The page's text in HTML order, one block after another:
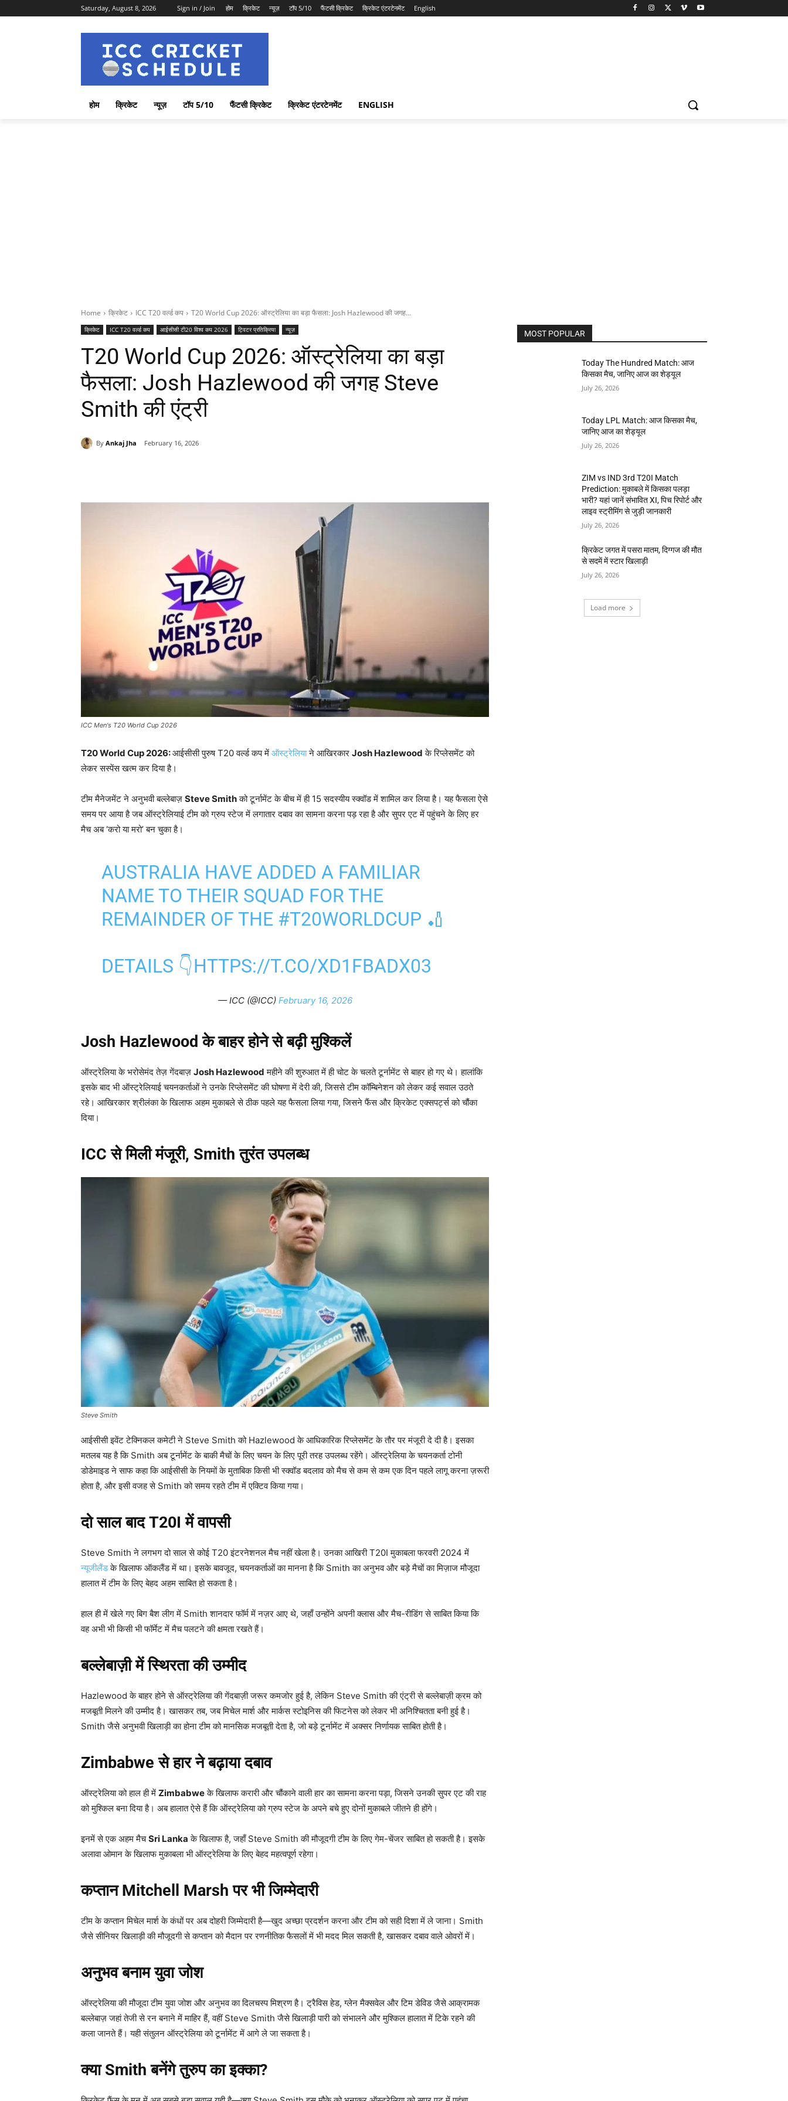
Saturday, August 8, 2026 Sign in / Join होम क्रिकेट न्यूज़ टॉप 5/10 फैंटसी क्रिकेट क्रिकेट एंटरटेनमेंट English
होम क्रिकेट न्यूज़ टॉप 5/10 फैंटसी क्रिकेट क्रिकेट एंटरटेनमेंट ENGLISH
Home क्रिकेट ICC T20 वर्ल्ड कप T20 World Cup 2026: ऑस्ट्रेलिया का बड़ा फैसला: Josh Hazlewood की जगह...
क्रिकेट ICC T20 वर्ल्ड कप आईसीसी टी20 विश्व कप 2026 ट्विटर प्रतिक्रिया न्यूज़
T20 World Cup 2026: ऑस्ट्रेलिया का बड़ा
फैसला: Josh Hazlewood की जगह Steve
Smith की एंट्री
By Ankaj Jha February 16, 2026
ICC Men's T20 World Cup 2026
T20 World Cup 2026:आईसीसी पुरुष T20 वर्ल्ड कप में ऑस्ट्रेलियाने आखिरकार Josh Hazlewood के रिप्लेसमेंट को
लेकर सस्पेंस खत्म कर दिया है।
टीम मैनेजमेंट ने अनुभवी बल्लेबाज़ Steve Smithको टूर्नामेंट के बीच में ही 15 सदस्यीय स्क्वॉड में शामिल कर लिया है। यह फैसला ऐसे
समय पर आया है जब ऑस्ट्रेलियाई टीम को ग्रुप स्टेज में लगातार दबाव का सामना करना पड़ रहा है और सुपर एट में पहुंचने के लिए हर
मैच अब ‘करो या मरो’ बन चुका है।
AUSTRALIA HAVE ADDED A FAMILIAR
NAME TO THEIR SQUAD FOR THE
REMAINDER OF THE #T20WORLDCUP 🏏
DETAILS 👇HTTPS://T.CO/XD1FBADX03
— ICC (@ICC) February 16, 2026
Josh Hazlewoodके बाहर होने से बढ़ी मुश्किलें
ऑस्ट्रेलिया के भरोसेमंद तेज़ गेंदबाज़ Josh Hazlewood महीने की शुरुआत में ही चोट के चलते टूर्नामेंट से बाहर हो गए थे। हालांकि
इसके बाद भी ऑस्ट्रेलियाई चयनकर्ताओं ने उनके रिप्लेसमेंट की घोषणा में देरी की, जिससे टीम कॉम्बिनेशन को लेकर कई सवाल उठते
रहे। आखिरकार श्रीलंका के खिलाफ अहम मुकाबले से ठीक पहले यह फैसला लिया गया, जिसने फैंस और क्रिकेट एक्सपर्ट्स को चौंका
दिया।
ICCसे मिली मंजूरी, Smithतुरंत उपलब्ध
Steve Smith
आईसीसी इवेंट टेक्निकल कमेटी ने Steve Smith को Hazlewood के आधिकारिक रिप्लेसमेंट के तौर पर मंजूरी दे दी है। इसका
मतलब यह है कि Smith अब टूर्नामेंट के बाकी मैचों के लिए चयन के लिए पूरी तरह उपलब्ध रहेंगे। ऑस्ट्रेलिया के चयनकर्ता टोनी
डोडेमाइड ने साफ कहा कि आईसीसी के नियमों के मुताबिक किसी भी स्क्वॉड बदलाव को मैच से कम से कम एक दिन पहले लागू करना ज़रूरी
होता है, और इसी वजह से Smith को समय रहते टीम में एक्टिव किया गया।
दो साल बाद T20Iमें वापसी
Steve Smith ने लगभग दो साल से कोई T20 इंटरनेशनल मैच नहीं खेला है। उनका आखिरी T20I मुकाबला फरवरी 2024 में
न्यूजीलैंडके खिलाफ ऑकलैंड में था। इसके बावजूद, चयनकर्ताओं का मानना है कि Smith का अनुभव और बड़े मैचों का मिज़ाज मौजूदा
हालात में टीम के लिए बेहद अहम साबित हो सकता है।
हाल ही में खेले गए बिग बैश लीग में Smith शानदार फॉर्म में नज़र आए थे, जहाँ उन्होंने अपनी क्लास और मैच-रीडिंग से साबित किया कि
वह अभी भी किसी भी फॉर्मेट में मैच पलटने की क्षमता रखते हैं।
बल्लेबाज़ी में स्थिरता की उम्मीद
Hazlewood के बाहर होने से ऑस्ट्रेलिया की गेंदबाज़ी जरूर कमजोर हुई है, लेकिन Steve Smith की एंट्री से बल्लेबाज़ी क्रम को
मजबूती मिलने की उम्मीद है। खासकर तब, जब मिचेल मार्श और मार्कस स्टोइनिस की फिटनेस को लेकर भी अनिश्चितता बनी हुई है।
Smith जैसे अनुभवी खिलाड़ी का होना टीम को मानसिक मजबूती देता है, जो बड़े टूर्नामेंट में अक्सर निर्णायक साबित होती है।
Zimbabweसे हार ने बढ़ाया दबाव
ऑस्ट्रेलिया को हाल ही में Zimbabweके खिलाफ करारी और चौंकाने वाली हार का सामना करना पड़ा, जिसने उनकी सुपर एट की राह
को मुश्किल बना दिया है। अब हालात ऐसे हैं कि ऑस्ट्रेलिया को ग्रुप स्टेज के अपने बचे हुए दोनों मुकाबले जीतने ही होंगे।
इनमें से एक अहम मैचSri Lanka के खिलाफ है, जहाँ Steve Smith की मौजूदगी टीम के लिए गेम-चेंजर साबित हो सकती है। इसके
अलावा ओमान के खिलाफ मुकाबला भी ऑस्ट्रेलिया के लिए बेहद महत्वपूर्ण रहेगा।
कप्तान Mitchell Marshपर भी जिम्मेदारी
टीम के कप्तान मिचेल मार्श के कंधों पर अब दोहरी जिम्मेदारी है—खुद अच्छा प्रदर्शन करना और टीम को सही दिशा में ले जाना। Smith
जैसे सीनियर खिलाड़ी की मौजूदगी से कप्तान को मैदान पर रणनीतिक फैसलों में भी मदद मिल सकती है, खासकर दबाव वाले ओवरों में।
अनुभव बनाम युवा जोश
ऑस्ट्रेलिया की मौजूदा टीम युवा जोश और अनुभव का दिलचस्प मिश्रण है। ट्रैविस हेड, ग्लेन मैक्सवेल और टिम डेविड जैसे आक्रामक
बल्लेबाज़ जहां तेजी से रन बनाने में माहिर हैं, वहीं Steve Smith जैसे खिलाड़ी पारी को संभालने और मुश्किल हालात में टिके रहने की
कला जानते हैं। यही संतुलन ऑस्ट्रेलिया को टूर्नामेंट में आगे ले जा सकता है।
क्या Smithबनेंगे तुरुप का इक्का?
MOST POPULAR
Today The Hundred Match: आज
किसका मैच, जानिए आज का शेड्यूल
July 26, 2026
Today LPL Match: आज किसका मैच,
जानिए आज का शेड्यूल
July 26, 2026
ZIM vs IND 3rd T20I Match
Prediction: मुकाबले में किसका पलड़ा
भारी? यहां जानें संभावित XI, पिच रिपोर्ट और
लाइव स्ट्रीमिंग से जुड़ी जानकारी
July 26, 2026
क्रिकेट जगत में पसरा मातम, दिग्गज की मौत
से सदमें में स्टार खिलाड़ी
July 26, 2026
Load more